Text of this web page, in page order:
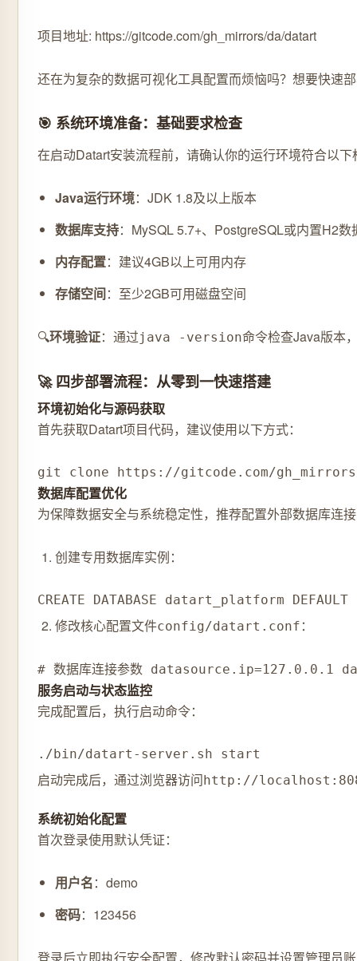
项目地址: https://gitcode.com/gh_mirrors/da/datart
还在为复杂的数据可视化工具配置而烦恼吗？想要快速
🎯 系统环境准备：基础要求检查
在启动Datart安装流程前，请确认你的运行环境符合以下
Java运行环境：JDK 1.8及以上版本
数据库支持：MySQL 5.7+、PostgreSQL或内置H2数
内存配置：建议4GB以上可用内存
存储空间：至少2GB可用磁盘空间
🔍环境验证：通过java -version命令检查Java版本
🚀 四步部署流程：从零到一快速搭建
环境初始化与源码获取
首先获取Datart项目代码，建议使用以下方式：
git clone https://gitcode.com/
数据库配置优化
为保障数据安全与系统稳定性，推荐配置外部数据库连
创建专用数据库实例：
CREATE DATABASE datart_platform DEFAULT
修改核心配置文件config/datart.conf ：
# 数据库连接参数 datasource.ip=127.0.0.1
服务启动与状态监控
完成配置后，执行启动命令：
./bin/datart-server.sh start
启动完成后，通过浏览器访问http://
系统初始化配置
首次登录使用默认凭证：
用户名：demo
密码：123456